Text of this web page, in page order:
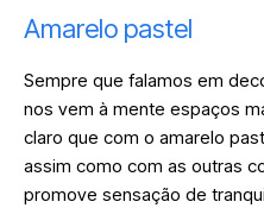
Amarelo pastel
Sempre que falamos em
nos vem à mente espaços
claro que com o amarelo
assim como com as outras
promove sensação de